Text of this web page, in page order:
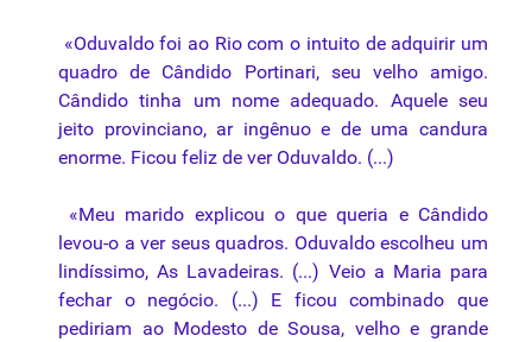
«Oduvaldo foi ao Rio com o intuito de adquirir um
quadro de Cândido Portinari, seu velho amigo.
Cândido tinha um nome adequado. Aquele seu
jeito provinciano, ar ingênuo e de uma candura
enorme. Ficou feliz de ver Oduvaldo. (...)
«Meu marido explicou o que queria e Cândido
levou-o a ver seus quadros. Oduvaldo escolheu um
lindíssimo, As Lavadeiras. (...) Veio a Maria para
fechar o negócio. (...) E ficou combinado que
pediriam ao Modesto de Sousa, velho e grande